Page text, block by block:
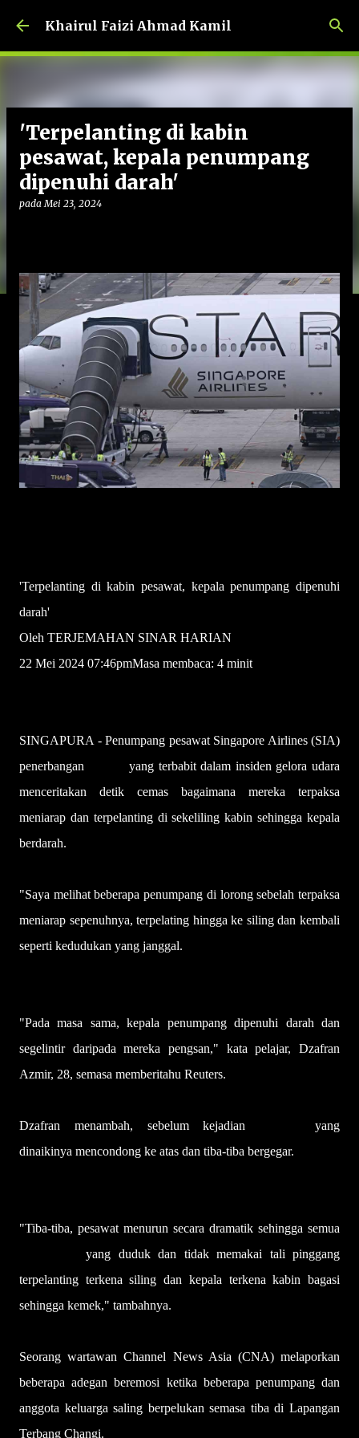
Langkau ke kandungan utama
Khairul Faizi Ahmad Kamil
'Terpelanting di kabin
pesawat, kepala penumpang
dipenuhi darah'
padaMei 23, 2024
'Terpelanting di kabin pesawat, kepala penumpang dipenuhi
darah'
Oleh TERJEMAHAN SINAR HARIAN
22 Mei 2024 07:46pmMasa membaca: 4 minit
SINGAPURA - Penumpang pesawat Singapore Airlines (SIA)
penerbangan
yang terbabit dalam insiden gelora udara
menceritakan detik cemas bagaimana mereka terpaksa
meniarap dan terpelanting di sekeliling kabin sehingga kepala
berdarah.
"Saya melihat beberapa penumpang di lorong sebelah terpaksa
meniarap sepenuhnya, terpelating hingga ke siling dan kembali
seperti kedudukan yang janggal.
"Pada masa sama, kepala penumpang dipenuhi darah dan
segelintir daripada mereka pengsan," kata pelajar, Dzafran
Azmir, 28, semasa memberitahu Reuters.
Dzafran menambah, sebelum kejadian
yang
dinaikinya mencondong ke atas dan tiba-tiba bergegar.
"Tiba-tiba, pesawat menurun secara dramatik sehingga semua
yang duduk dan tidak memakai tali pinggang
terpelanting terkena siling dan kepala terkena kabin bagasi
sehingga kemek," tambahnya.
Seorang wartawan Channel News Asia (CNA) melaporkan
beberapa adegan beremosi ketika beberapa penumpang dan
anggota keluarga saling berpelukan semasa tiba di Lapangan
Terbang Changi.